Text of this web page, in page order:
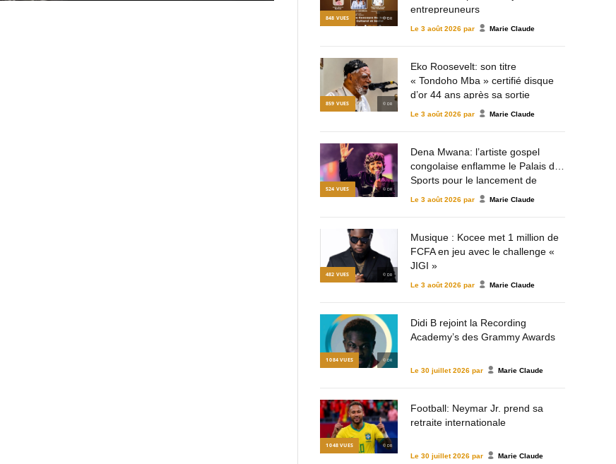
848 VUES © DR
entrepreuneurs
Le 3 août 2026 par Marie Claude
859 VUES © DR
Eko Roosevelt: son titre
« Tondoho Mba » certifié disque
d’or 44 ans après sa sortie
Le 3 août 2026 par Marie Claude
524 VUES © DR
Dena Mwana: l’artiste gospel
congolaise enflamme le Palais des
Sports pour le lancement de
Mulema Gospel Talent
Le 3 août 2026 par Marie Claude
482 VUES © DR
Musique : Kocee met 1 million de
FCFA en jeu avec le challenge «
JIGI »
Le 3 août 2026 par Marie Claude
1 084 VUES © DR
Didi B rejoint la Recording
Academy’s des Grammy Awards
Le 30 juillet 2026 par Marie Claude
1 048 VUES © DR
Football: Neymar Jr. prend sa
retraite internationale
Le 30 juillet 2026 par Marie Claude